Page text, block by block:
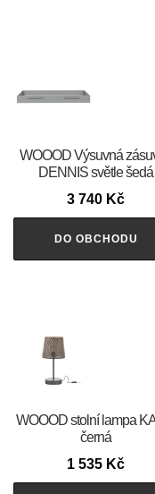
WOOOD Výsuvná
DENNIS světle šedá
3 740 Kč
DO OBCHODU
WOOOD stolní lampa
černá
1 535 Kč